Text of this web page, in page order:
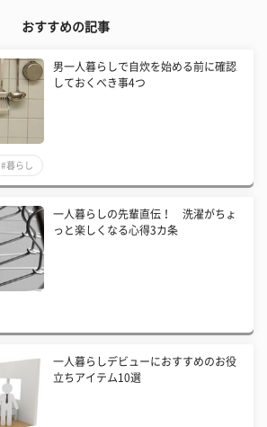
おすすめの記事
男一人暮らしで自炊を始める前に確認
しておくべき事4つ
#暮らし
一人暮らしの先輩直伝！ 洗濯がちょ
っと楽しくなる心得3カ条
一人暮らしデビューにおすすめのお役
立ちアイテム10選